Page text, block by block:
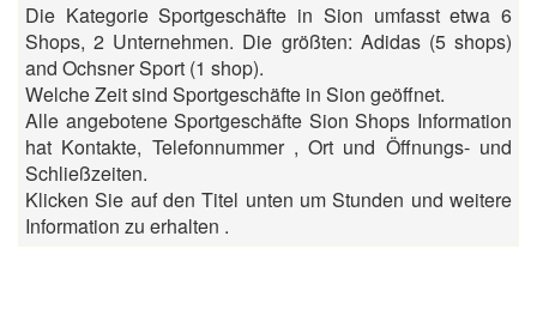
Die Kategorie Sportgeschäfte in Sion umfasst etwa 6
Shops, 2 Unternehmen. Die größten: Adidas (5 shops)
and Ochsner Sport (1 shop).
Welche Zeit sind Sportgeschäfte in Sion geöffnet.
Alle angebotene Sportgeschäfte Sion Shops Information
hat Kontakte, Telefonnummer , Ort und Öffnungs- und
Schließzeiten.
Klicken Sie auf den Titel unten um Stunden und weitere
Information zu erhalten .